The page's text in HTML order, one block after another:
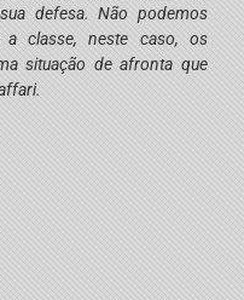
defesa. Não podemos
a classe, neste caso, os
situação de afronta que